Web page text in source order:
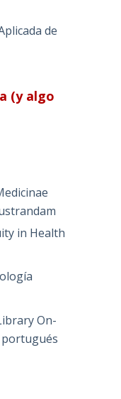
de
(y algo
in Health
On-
portugués